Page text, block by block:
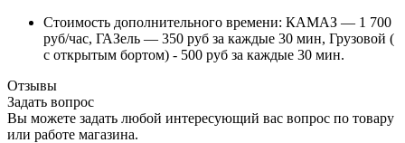
Стоимость дополнительного времени: КАМАЗ — 1 700
руб/час, ГАЗель — 350 руб за каждые 30 мин, Грузовой (
с открытым бортом) - 500 руб за каждые 30 мин.
Отзывы
Задать вопрос
Вы можете задать любой интересующий вас вопрос по товару
или работе магазина.